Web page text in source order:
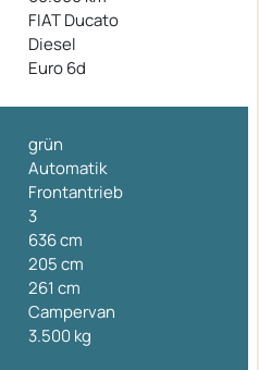
FIAT Ducato
Diesel
Euro 6d
grün
Automatik
Frontantrieb
3
636 cm
205 cm
261 cm
Campervan
3.500 kg